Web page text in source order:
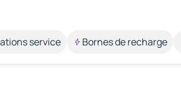
service Bornes de recharge